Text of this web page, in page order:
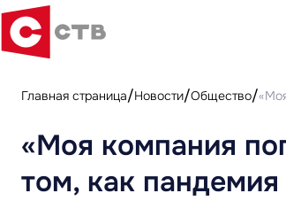
Главная страница Новости Общество
«Моя компания
том, как